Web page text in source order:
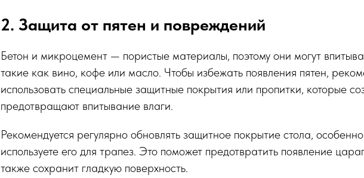
2. Защита от пятен и повреждений
Бетон и микроцемент — пористые материалы, поэтому они могут
такие как вино, кофе или масло. Чтобы избежать появления пятен,
использовать специальные защитные покрытия или пропитки, которые
предотвращают впитывание влаги.
Рекомендуется регулярно обновлять защитное покрытие стола,
используете его для трапез. Это поможет предотвратить появление
также сохранит гладкую поверхность.